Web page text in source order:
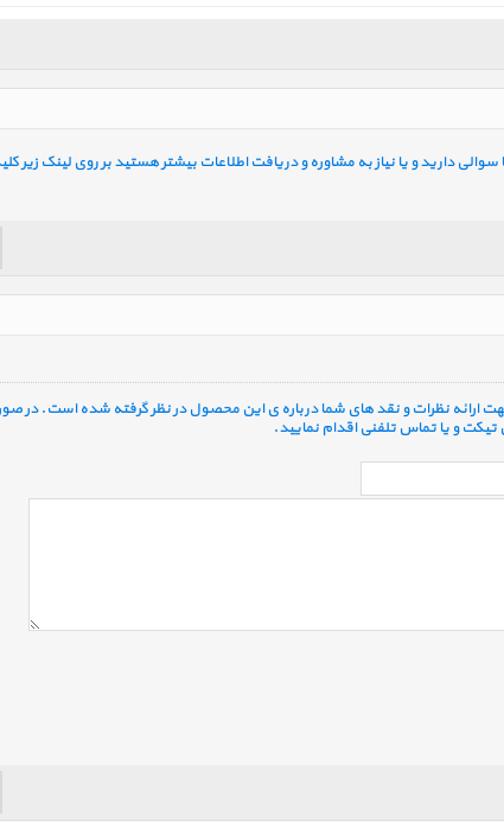
دارید و یا نیاز به مشاوره و دریافت اطلاعات بیشتر هستید بر روی لینک زیر
ارائه نظرات و نقد های شما درباره ی این محصول در نظر گرفته شده است. در
و یا تماس تلفنی اقدام نمایید.